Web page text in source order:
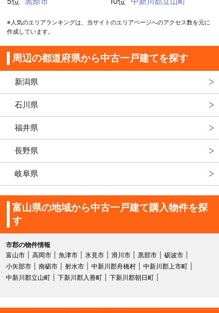
※人気のエリアランキングは、当サイトのエリアページへのアクセス数を元に
作成しています。
周辺の都道府県から中古一戸建てを探す
新潟県
石川県
福井県
長野県
岐阜県
富山県の地域から中古一戸建て購入物件を探
す
市郡の物件情報
富山市
高岡市 魚津市 氷見市 滑川市 黒部市
砺波市
小矢部市
南砺市 射水市 中新川郡舟橋村
中新川郡上市町
中新川郡立山町
下新川郡入善町 下新川郡朝日町